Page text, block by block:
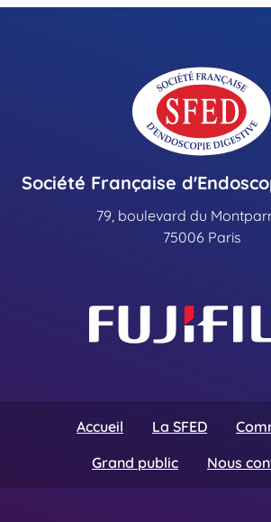
Société Française
79, boulevard du
75006 Paris
Accueil La SFED
Grand public
Nous